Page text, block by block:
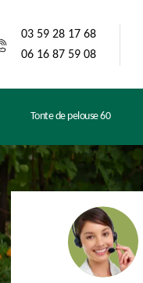
03 59 28 17 68
06 16 87 59 08
Tonte de pelouse 60